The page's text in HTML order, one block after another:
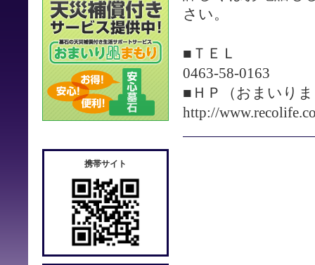
さい。
■ＴＥＬ
0463-58-0163
■ＨＰ（おまいり
http://
携帯サイト